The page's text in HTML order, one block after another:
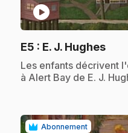
play_circle
E5 : E. J. Hughes.
.Les enfants décrivent
à Alert Bay de E. J.
Abonnement